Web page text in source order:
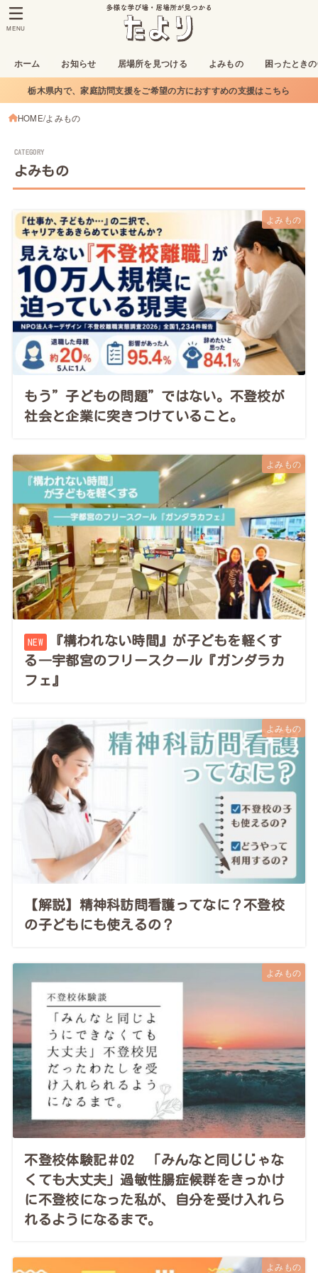
ホーム お知らせ 居場所を見つける よみもの 困ったとき
MENU
栃木県内で、家庭訪問支援をご希望の方におすすめの支援はこちら
HOME よみもの
よみもの
よみもの
もう”子どもの問題”ではない。不登校が
社会と企業に突きつけていること。
よみもの
『構われない時間』が子どもを軽くす
る―宇都宮のフリースクール『ガンダラカ
フェ』
よみもの
【解説】精神科訪問看護ってなに？不登校
の子どもにも使えるの？
よみもの
不登校体験記＃02 「みんなと同じじゃな
くても大丈夫」過敏性腸症候群をきっかけ
に不登校になった私が、自分を受け入れら
れるようになるまで。
よみもの